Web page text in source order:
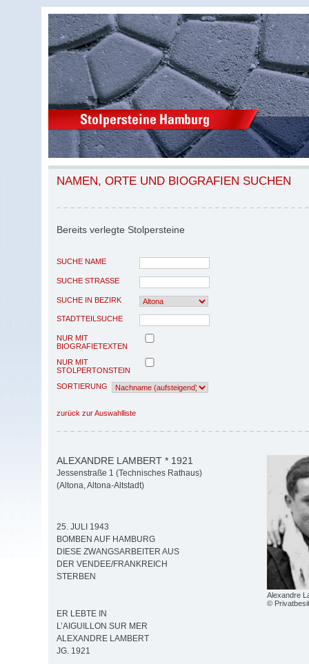
NAMEN, ORTE UND BIOGRAFIEN SUCHEN
Bereits verlegte Stolpersteine
SUCHE NAME
SUCHE STRASSE
SUCHE IN BEZIRK
STADTTEILSUCHE
NUR MIT
BIOGRAFIETEXTEN
NUR MIT
STOLPERTONSTEIN
SORTIERUNG
zurück zur Auswahlliste
Alexandre
©
ALEXANDRE LAMBERT * 1921
Jessenstraße 1 (Technisches Rathaus)
(Altona, Altona-Altstadt)
25. JULI 1943
BOMBEN AUF HAMBURG
DIESE ZWANGSARBEITER AUS
DER VENDEE/FRANKREICH
STERBEN
ER LEBTE IN
L’AIGUILLON SUR MER
ALEXANDRE LAMBERT
JG. 1921